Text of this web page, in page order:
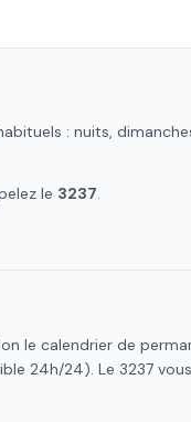
: nuits,
le 3237.
le calendrier de
24h/24). Le 3237